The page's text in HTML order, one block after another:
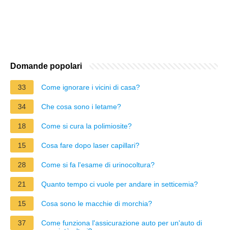
Domande popolari
33 Come ignorare i vicini di casa?
34 Che cosa sono i letame?
18 Come si cura la polimiosite?
15 Cosa fare dopo laser capillari?
28 Come si fa l'esame di urinocoltura?
21 Quanto tempo ci vuole per andare in setticemia?
15 Cosa sono le macchie di morchia?
37
Come funziona l'assicurazione auto per un'auto di